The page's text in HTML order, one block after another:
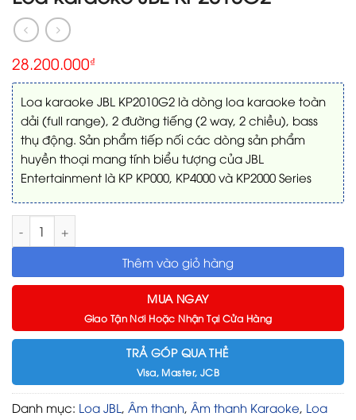
28.200.000₫
Loa karaoke JBL KP2010G2 là dòng loa karaoke toàn
dải (full range), 2 đường tiếng (2 way, 2 chiều), bass
thụ động. Sản phẩm tiếp nối các dòng sản phẩm
huyền thoại mang tính biểu tượng của JBL
Entertainment là KP KP000, KP4000 và KP2000 Series
Thêm vào giỏ hàng
MUA NGAY
Giao Tận Nơi Hoặc Nhận Tại Cửa Hàng
TRẢ GÓP QUA THẺ
Visa, Master, JCB
Danh mục: Loa JBL Âm thanh Âm thanh Karaoke Loa